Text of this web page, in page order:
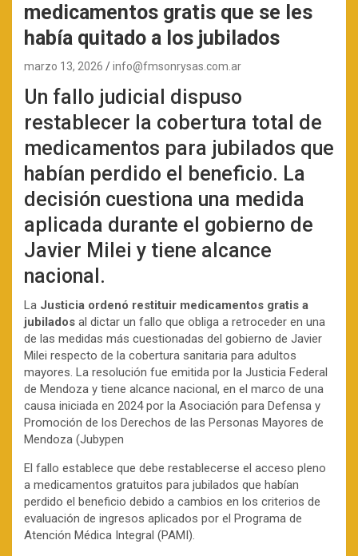
medicamentos gratis que se les
había quitado a los jubilados
marzo 13, 2026 info@fmsonrysas.com.ar
Un fallo judicial dispuso
restablecer la cobertura total de
medicamentos para jubilados que
habían perdido el beneficio. La
decisión cuestiona una medida
aplicada durante el gobierno de
Javier Milei y tiene alcance
nacional.
La Justicia ordenó restituir medicamentos gratis a
jubilados al dictar un fallo que obliga a retroceder en una
de las medidas más cuestionadas del gobierno de Javier
Milei respecto de la cobertura sanitaria para adultos
mayores. La resolución fue emitida por la Justicia Federal
de Mendoza y tiene alcance nacional, en el marco de una
causa iniciada en 2024 por la Asociación para Defensa y
Promoción de los Derechos de las Personas Mayores de
Mendoza (Jubypen
El fallo establece que debe restablecerse el acceso pleno
a medicamentos gratuitos para jubilados que habían
perdido el beneficio debido a cambios en los criterios de
evaluación de ingresos aplicados por el Programa de
Atención Médica Integral (PAMI).